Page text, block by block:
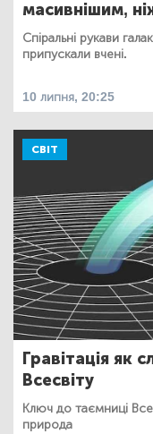
масивнішим,
Спіральні рукави
припускали вчені.
10 липня, 20:25
СВІТ
Гравітація як
Всесвіту
Ключ до таємниці
природа